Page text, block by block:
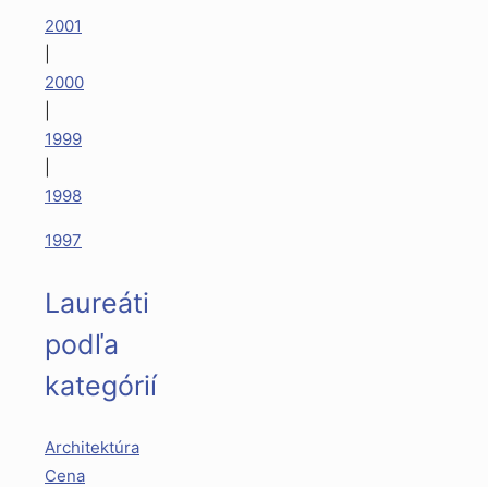
2001
2000
1999
1998
1997
Laureáti
podľa
kategórií
Architektúra
Cena